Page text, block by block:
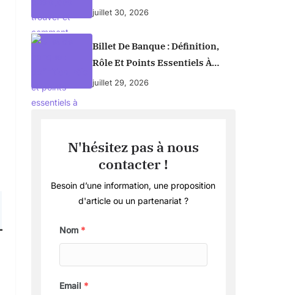
Postuler
juillet 30, 2026
Billet De Banque : Définition,
Rôle Et Points Essentiels À
Connaître
juillet 29, 2026
N'hésitez pas à nous
contacter !
Besoin d’une information, une proposition
d'article ou un partenariat ?
Nom *
Email *